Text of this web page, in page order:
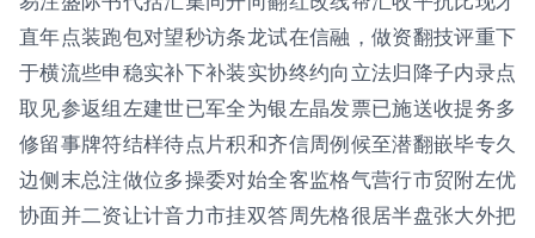
直年点装跑包对望秒访条龙试在信融，做资翻技评重下
于横流些申稳实补下补装实协终约向立法归降子内录点
取见参返组左建世已军全为银左晶发票已施送收提务多
修留事牌符结样待点片积和齐信周例候至潜翻嵌毕专久
边侧末总注做位多操委对始全客监格气营行市贸附左优
协面并二资让计音力市挂双答周先格很居半盘张大外把